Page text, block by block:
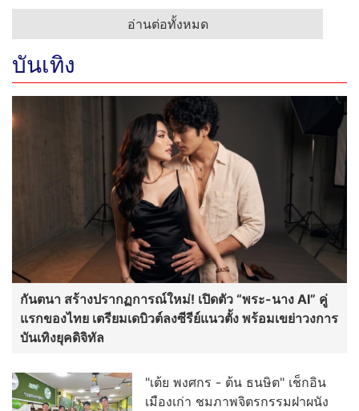
อ่านต่อทั้งหมด
บันเทิง
กันตนา สร้างปรากฏการณ์ใหม่! เปิดตัว “พระ-นาง AI” คู่
แรกของไทย เตรียมเดบิวต์ลงซีรีย์แนวตั้ง พร้อมเขย่าวงการ
บันเทิงยุคดิจิทัล
"เต้ย พงศกร - ต้น ธนษิต" เช็กอิน
เมืองเก่า ชมภาพจิตรกรรมฝาผนัง